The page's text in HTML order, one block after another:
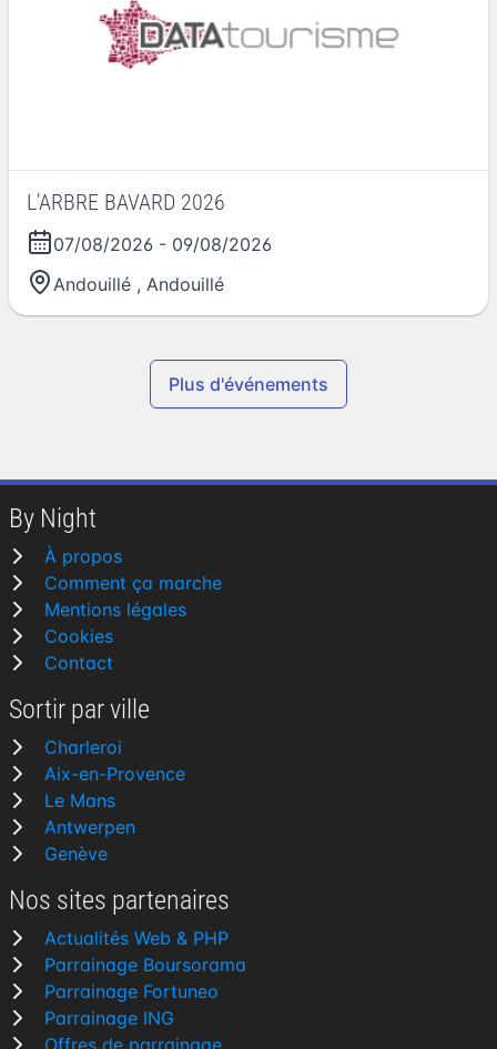
L'ARBRE BAVARD 2026
07/08/2026 - 09/08/2026
Andouillé , Andouillé
Plus d'événements
By Night
À propos
Comment ça marche
Mentions légales
Cookies
Contact
Sortir par ville
Charleroi
Aix-en-Provence
Le Mans
Antwerpen
Genève
Nos sites partenaires
Actualités Web & PHP
Parrainage Boursorama
Parrainage Fortuneo
Parrainage ING